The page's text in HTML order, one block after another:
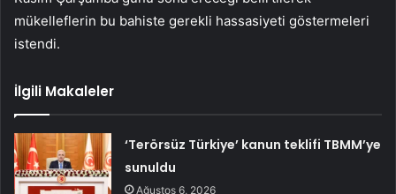
mükelleflerin bu bahiste gerekli hassasiyeti göstermeleri
istendi.
İlgili Makaleler
‘Terörsüz Türkiye’ kanun teklifi TBMM’ye
sunuldu
Ağustos 6, 2026